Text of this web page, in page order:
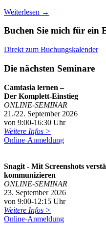
Weiterlesen →
Buchen Sie mich für ein
Direkt zum Buchungskalender
Die nächsten Seminare
Camtasia lernen –
Der Komplett-Einstieg
ONLINE-SEMINAR
21./22. September 2026
von 9:00-16:30 Uhr
Weitere Infos >
Online-Anmeldung
Snagit - Mit Screenshots
kommunizieren
ONLINE-SEMINAR
23. September 2026
von 9:00-12:15 Uhr
Weitere Infos >
Online-Anmeldung